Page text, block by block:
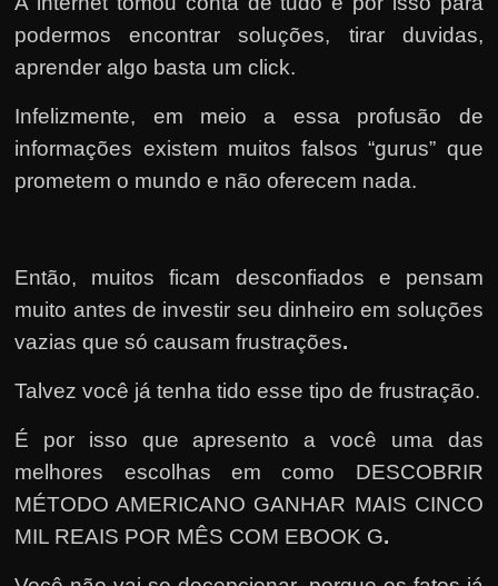
podermos encontrar soluções, tirar duvidas,
aprender algo basta um click.
Infelizmente, em meio a essa profusão de
informações existem muitos falsos “gurus” que
prometem o mundo e não oferecem nada.
Então, muitos ficam desconfiados e pensam
muito antes de investir seu dinheiro em soluções
vazias que só causam frustrações.
Talvez você já tenha tido esse tipo de frustração.
É por isso que apresento a você uma das
melhores escolhas em como DESCOBRIR
MÉTODO AMERICANO GANHAR MAIS CINCO
MIL REAIS POR MÊS COM EBOOK G.